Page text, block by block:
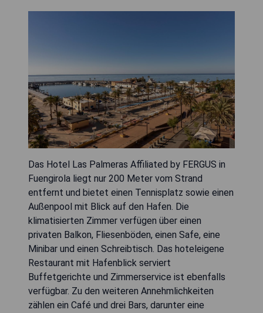
Das Hotel Las Palmeras Affiliated by FERGUS in
Fuengirola liegt nur 200 Meter vom Strand
entfernt und bietet einen Tennisplatz sowie einen
Außenpool mit Blick auf den Hafen. Die
klimatisierten Zimmer verfügen über einen
privaten Balkon, Fliesenböden, einen Safe, eine
Minibar und einen Schreibtisch. Das hoteleigene
Restaurant mit Hafenblick serviert
Buffetgerichte und Zimmerservice ist ebenfalls
verfügbar. Zu den weiteren Annehmlichkeiten
zählen ein Café und drei Bars, darunter eine